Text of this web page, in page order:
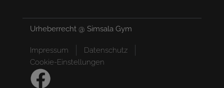
Urheberrecht @ Simsala Gym
Impressum
Datenschutz
Cookie-Einstellungen